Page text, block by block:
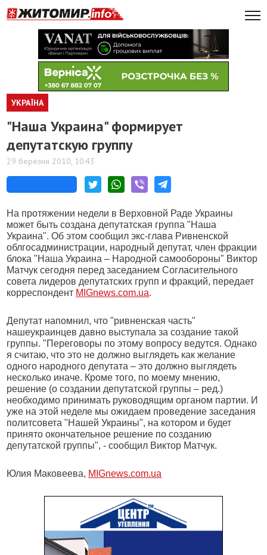
УКРАЇНА
"Наша Украина" формирует
депутатскую группу
29 березня 2010, 10:43
На протяжении недели в Верховной Раде Украины
может быть создана депутатская группа "Наша
Украина". Об этом сообщил экс-глава Ривненской
облгосадминистрации, народный депутат, член фракции
блока "Наша Украина – Народной самообороны" Виктор
Матчук сегодня перед заседанием Согласительного
совета лидеров депутатских групп и фракций, передает
корреспондент MIGnews.com.ua.
Депутат напомнил, что "ривненская часть"
нашеукраинцев давно выступала за создание такой
группы. "Переговоры по этому вопросу ведутся. Однако
я считаю, что это не должно выглядеть как желание
одного народного депутата – это должно выглядеть
несколько иначе. Кроме того, по моему мнению,
решение (о создании депутатской группы – ред.)
необходимо принимать руководящим органом партии. И
уже на этой неделе мы ожидаем проведение заседания
политсовета "Нашей Украины", на котором и будет
принято окончательное решение по созданию
депутатской группы", - сообщил Виктор Матчук.
Юлия Маковеева, MIGnews.com.ua